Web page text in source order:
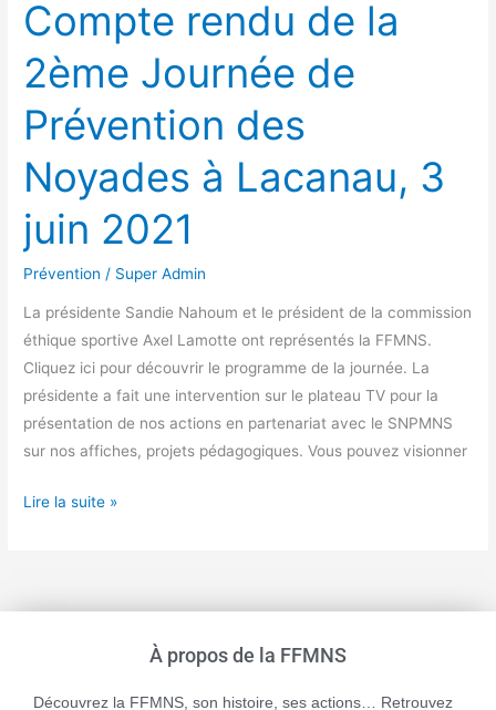
Compte rendu de la
2ème Journée de
Prévention des
Noyades à Lacanau, 3
juin 2021
Prévention / Super Admin
La présidente Sandie Nahoum et le président de la commission
éthique sportive Axel Lamotte ont représentés la FFMNS.
Cliquez ici pour découvrir le programme de la journée. La
présidente a fait une intervention sur le plateau TV pour la
présentation de nos actions en partenariat avec le SNPMNS
sur nos affiches, projets pédagogiques. Vous pouvez visionner
juin
2021
Lire la suite »
À propos de la FFMNS
Découvrez la FFMNS, son histoire, ses actions… Retrouvez